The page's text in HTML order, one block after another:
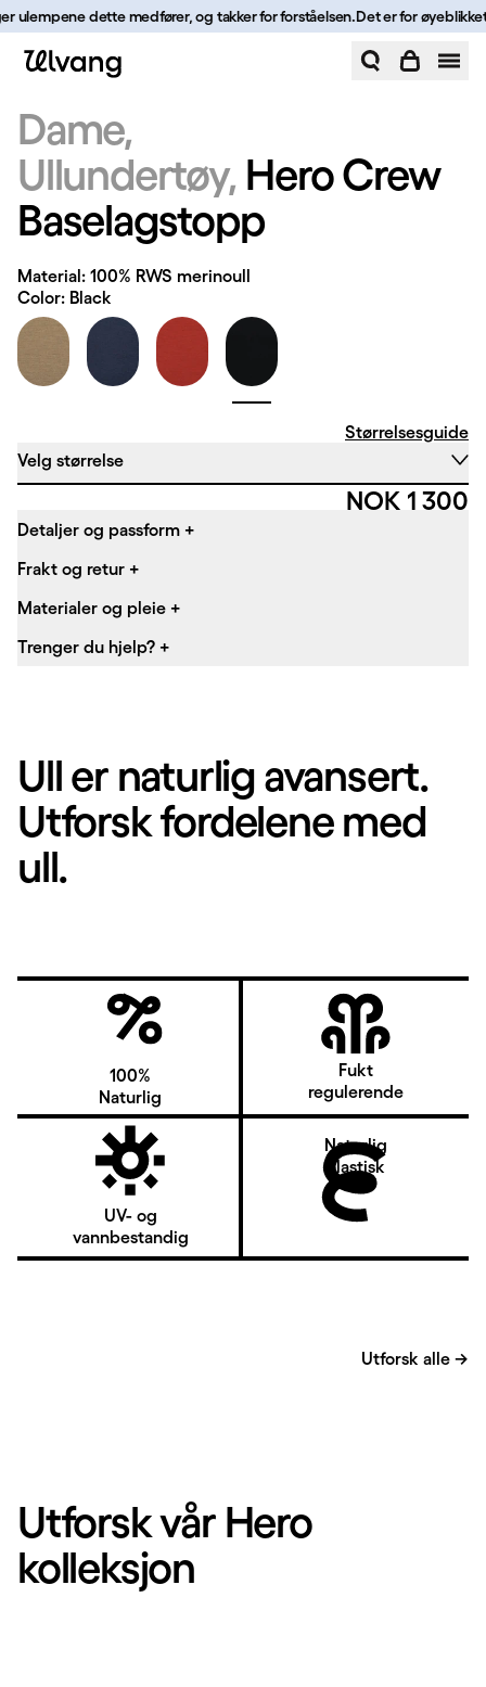
Hopp til innholddette medfører, og takker for forståelsen.Det er for øyeblikket
Dame
Ullundertøy Hero Crew
Baselagstopp
Material: 100% RWS merinoull
Color: Black
Størrelsesguide
Velg størrelse
Pris:
NOK 1 300
Detaljer og passform +
Frakt og retur +
Materialer og pleie +
Trenger du hjelp? +
Ull er naturlig avansert.
Utforsk fordelene med
ull.
100%
Naturlig
Fukt
regulerende
UV- og
vannbestandig
Naturlig
elastisk
Utforsk alle →
Utforsk vår Hero
kolleksjon